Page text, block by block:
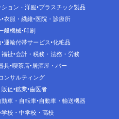
ション・洋服 プラスチック製品
衣服・繊維 医院・診療所
般機械 印刷
運輸付帯サービス 化粧品
祉 会計・税務・法務・労務
具 喫茶店 居酒屋・バー
ンサルティング
促 鉱業 歯医者
動車・自転車 自動車・輸送機器
学校・中学校・高校